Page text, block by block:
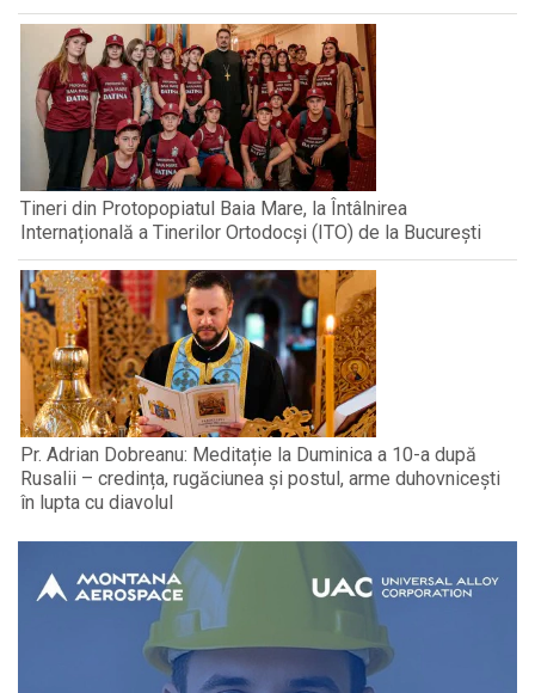
Tineri din Protopopiatul Baia Mare, la Întâlnirea
Internațională a Tinerilor Ortodocși (ITO) de la București
Pr. Adrian Dobreanu: Meditație la Duminica a 10-a după
Rusalii – credința, rugăciunea și postul, arme duhovnicești
în lupta cu diavolul